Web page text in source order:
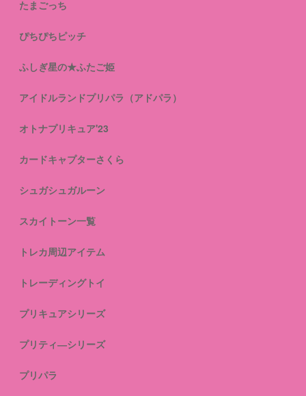
たまごっち
ぴちぴちピッチ
ふしぎ星の★ふたご姫
アイドルランドプリパラ（アドパラ）
オトナプリキュア'23
カードキャプターさくら
シュガシュガルーン
スカイトーン一覧
トレカ周辺アイテム
トレーディングトイ
プリキュアシリーズ
プリティ―シリーズ
プリパラ